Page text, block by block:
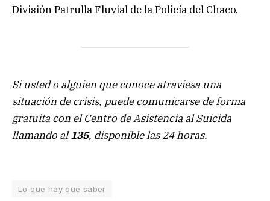
División Patrulla Fluvial de la Policía del Chaco.
Si usted o alguien que conoce atraviesa una
situación de crisis, puede comunicarse de forma
gratuita con el Centro de Asistencia al Suicida
llamando al135, disponible las 24 horas.
Lo que hay que saber